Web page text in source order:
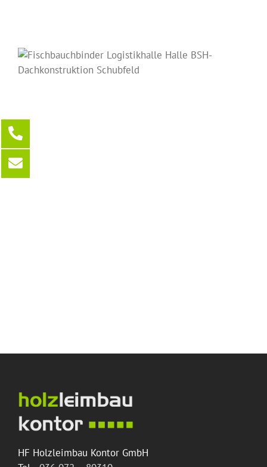
HF Holzleimbau Kontor GmbH